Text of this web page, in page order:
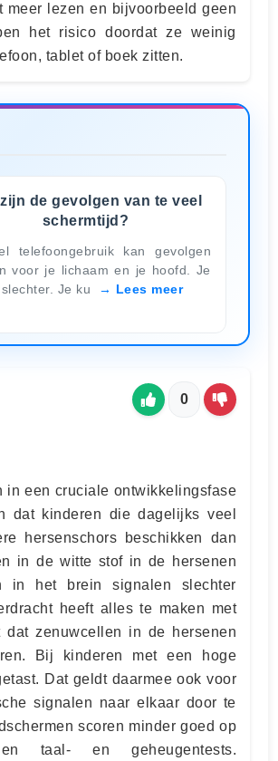
lezen en bijvoorbeeld geen
het risico doordat ze weinig
tablet of boek zitten.
de gevolgen van te veel
schermtijd?
telefoongebruik kan gevolgen
voor je lichaam en je hoofd. Je
Je ku
Lees meer
0
in een cruciale ontwikkelingsfase
dat kinderen die dagelijks veel
hersenschors beschikken dan
in de witte stof in de hersenen
in het brein signalen slechter
heeft alles te maken met
zenuwcellen in de hersenen
Bij kinderen met een hoge
Dat geldt daarmee ook voor
signalen naar elkaar door te
scoren minder goed op
en taal- en geheugentests.